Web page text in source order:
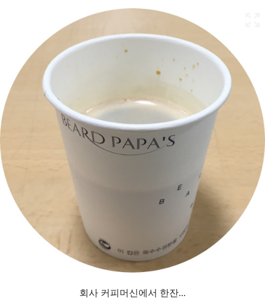
회사 커피머신에서 한잔...